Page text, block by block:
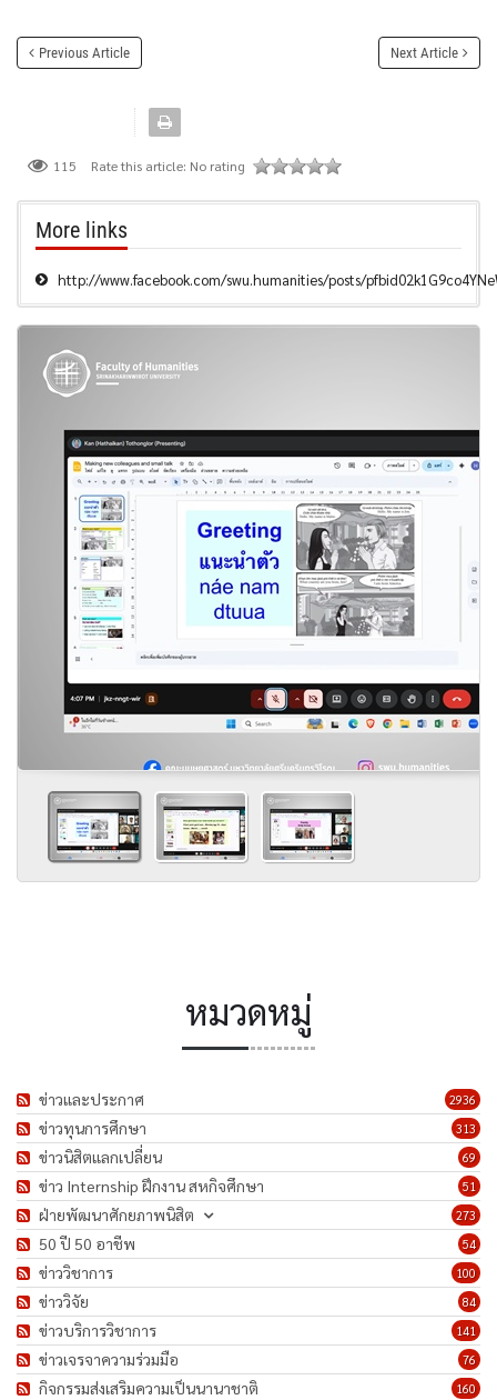
Previous Article Next Article
115 Rate this article: No rating
More links
http://www.facebook.com/swu.humanities/posts/
หมวดหมู่
2936
ข่าวและประกาศ
313
ข่าวทุนการศึกษา
69
ข่าวนิสิตแลกเปลี่ยน
51
ข่าว Internship ฝึกงาน สหกิจศึกษา
273
ฝ่ายพัฒนาศักยภาพนิสิต
54
50 ปี 50 อาชีพ
100
ข่าววิชาการ
84
ข่าววิจัย
141
ข่าวบริการวิชาการ
76
ข่าวเจรจาความร่วมมือ
160
กิจกรรมส่งเสริมความเป็นนานาชาติ